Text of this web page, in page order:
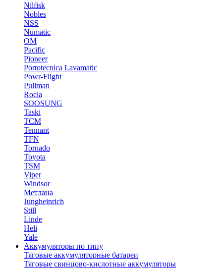
Nilfisk
Nobles
NSS
Numatic
OM
Pacific
Pioneer
Portotecnica Lavamatic
Powr-Flight
Pullman
Rocla
SOOSUNG
Taski
TCM
Tennant
TFN
Tornado
Toyota
TSM
Viper
Windsor
Метлана
Jungheinrich
Still
Linde
Heli
Yale
Аккумуляторы по типу
Тяговые аккумуляторные батареи
Тяговые свинцово-кислотные аккумуляторы